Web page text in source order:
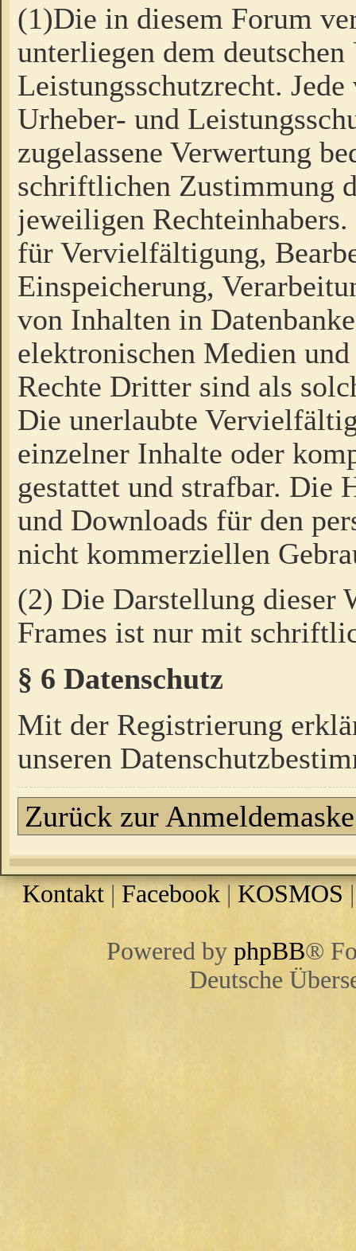
(1)Die in diesem Forum
unterliegen dem
Leistungsschutzrecht.
Urheber- und
zugelassene Verwertung
schriftlichen Zustimmung
jeweiligen
für Vervielfältigung,
Einspeicherung,
von Inhalten in
elektronischen Medien
Rechte Dritter sind als
Die unerlaubte
einzelner Inhalte oder
gestattet und strafbar. Die
und Downloads für den
nicht kommerziellen
(2) Die Darstellung dieser
Frames ist nur mit
§ 6 Datenschutz
Mit der Registrierung
unseren
Zurück zur Anmeldemaske
Kontakt|Facebook|KOSMOS
Powered by phpBB®
Deutsche